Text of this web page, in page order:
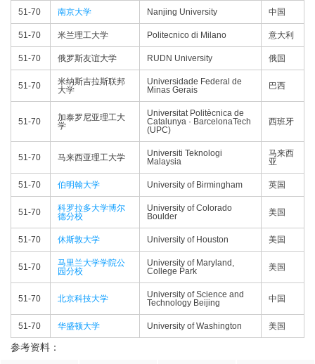
51-70 南京大学 Nanjing University 中国
51-70 米兰理工大学 Politecnico di Milano 意大利
51-70 俄罗斯友谊大学 RUDN University 俄国
51-70
米纳斯吉拉斯联邦
大学
Universidade Federal de
Minas Gerais
巴西
51-70
加泰罗尼亚理工大
学
Universitat Politècnica de
Catalunya · BarcelonaTech
(UPC)
西班牙
51-70 马来西亚理工大学
Universiti Teknologi
Malaysia
马来西
亚
51-70 伯明翰大学 University of Birmingham 英国
51-70
科罗拉多大学博尔
德分校
University of Colorado
Boulder
美国
51-70 休斯敦大学 University of Houston 美国
51-70
马里兰大学学院公
园分校
University of Maryland,
College Park
美国
51-70 北京科技大学
University of Science and
Technology Beijing
中国
51-70 华盛顿大学 University of Washington 美国
参考资料：